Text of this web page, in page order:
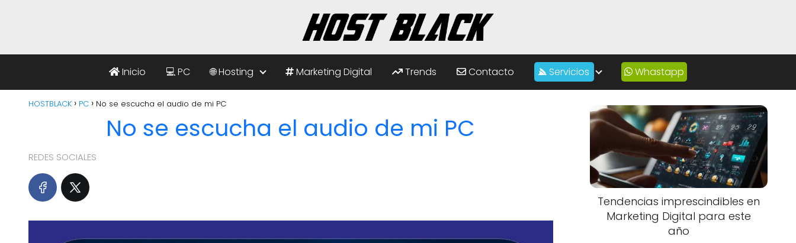
Inicio 💻 PC 🌐 Hosting Marketing Digital Trends Contacto Servicios Whastapp
HOSTBLACK PC No se escucha el audio de mi PC
No se escucha el audio de mi PC
REDES SOCIALES
Tendencias imprescindibles en
Marketing Digital para este
año